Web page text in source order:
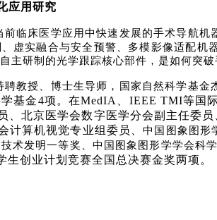
应用研究
前临床医学应用中快速发展的手术导航
虚实融合与安全预警、多模影像适配
主研制的光学跟踪核心部件，是如何突
聘教授 博士生导师 ， 国家自然科学基金
基金4项。在MedIA IEEE TMI等国
、北京医学会数字医学分会副主任委
计算机视觉专业组委员、中国图象图形
术发明一等奖、中国图象图形学学会科
生创业计划竞赛全国总决赛金奖两项。